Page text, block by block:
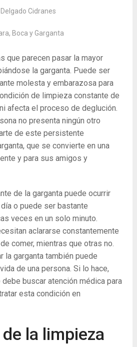
Cidranes
Boca y Garganta
que parecen pasar la mayor
la garganta. Puede ser
molesta y embarazosa para
de limpieza constante de
afecta el proceso de deglución.
no presenta ningún otro
de este persistente
que se convierte en una
y para sus amigos y
de la garganta puede ocurrir
o puede ser bastante
veces en un solo minuto.
aclararse constantemente
comer, mientras que otras no.
la garganta también puede
de una persona. Si lo hace,
buscar atención médica para
esta condición en
la limpieza